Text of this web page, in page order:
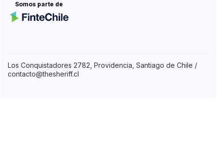
Somos parte de
Los Conquistadores 2782, Providencia, Santiago de Chile /
contacto@thesheriff.cl